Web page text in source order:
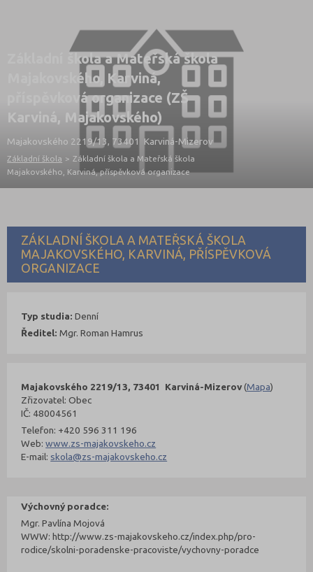
Základní škola a Mateřská škola
Majakovského, Karviná,
příspěvková organizace (ZŠ
Karviná, Majakovského)
Majakovského 2219/13, 73401 Karviná-Mizerov
Základní škola > Základní škola a Mateřská škola
Majakovského, Karviná, příspěvková organizace
ZÁKLADNÍ ŠKOLA A MATEŘSKÁ ŠKOLA
MAJAKOVSKÉHO, KARVINÁ, PŘÍSPĚVKOVÁ
ORGANIZACE
Majakovského 2219/13, 73401 Karviná-Mizerov(Mapa)
Zřizovatel: Obec
IČ: 48004561
Telefon: +420 596 311 196
Web:www.zs-majakovskeho.cz
E-mail: skola@zs-majakovskeho.cz
Typ studia: Denní
Ředitel: Mgr. Roman Hamrus
Výchovný poradce:
Mgr. Pavlína Mojová
WWW: http://www.zs-majakovskeho.cz/index.php/pro-
rodice/skolni-poradenske-pracoviste/vychovny-poradce